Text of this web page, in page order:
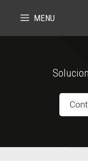
MENU